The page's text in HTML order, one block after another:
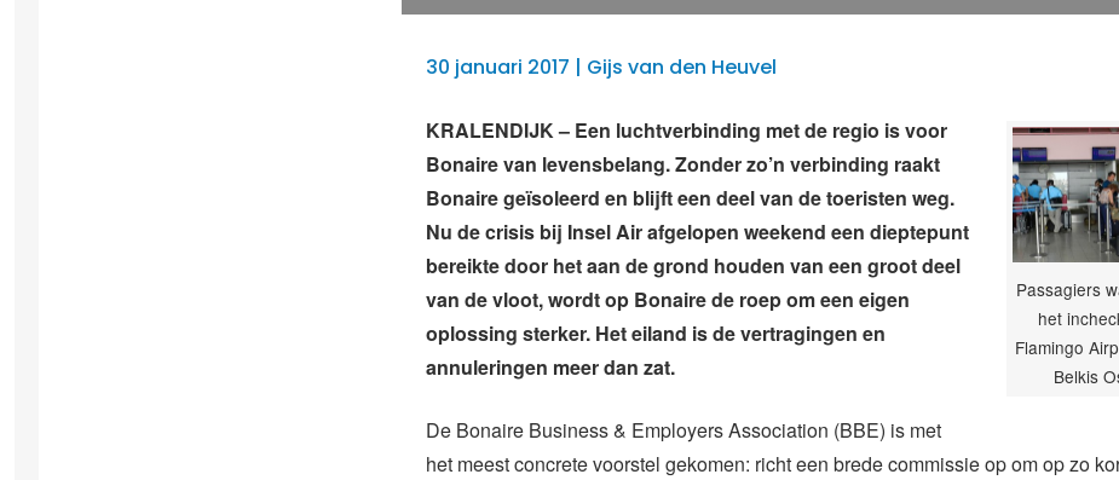
30 januari 2017 | Gijs van den Heuvel
Passagiers
het
Flamingo
Belkis
KRALENDIJK – Een luchtverbinding met de regio is voor
Bonaire van levensbelang. Zonder zo’n verbinding raakt
Bonaire geïsoleerd en blijft een deel van de toeristen weg.
Nu de crisis bij Insel Air afgelopen weekend een dieptepunt
bereikte door het aan de grond houden van een groot deel
van de vloot, wordt op Bonaire de roep om een eigen
oplossing sterker. Het eiland is de vertragingen en
annuleringen meer dan zat.
De Bonaire Business & Employers Association (BBE) is met
het meest concrete voorstel gekomen: richt een brede commissie op om op zo